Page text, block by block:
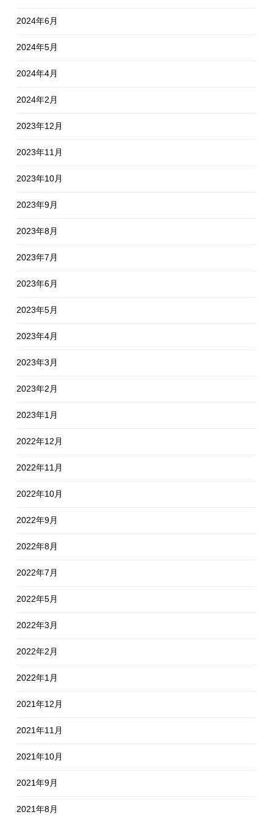
2024年6月
2024年5月
2024年4月
2024年2月
2023年12月
2023年11月
2023年10月
2023年9月
2023年8月
2023年7月
2023年6月
2023年5月
2023年4月
2023年3月
2023年2月
2023年1月
2022年12月
2022年11月
2022年10月
2022年9月
2022年8月
2022年7月
2022年5月
2022年3月
2022年2月
2022年1月
2021年12月
2021年11月
2021年10月
2021年9月
2021年8月